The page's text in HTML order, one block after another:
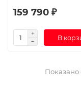
159 790 ₽
В
Показано